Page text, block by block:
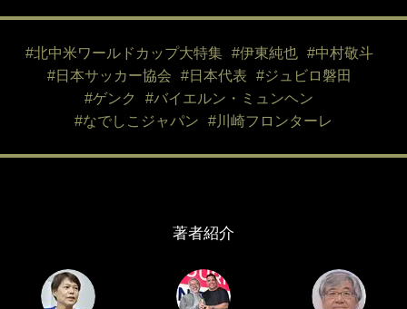
#北中米ワールドカップ大特集 #伊東純也
#中村敬斗
#日本サッカー協会
#日本代表
#ジュビロ磐田
#ゲンク
#バイエルン・ミュンヘン
#なでしこジャパン
#川崎フロンターレ
著者紹介